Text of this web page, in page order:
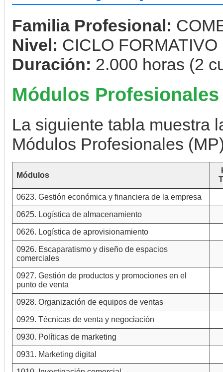
Familia Profesional:
Nivel: CICLO
Duración: 2.000 horas (2
Módulos Profesionales
La siguiente tabla muestra
Módulos Profesionales
Módulos
0623. Gestión económica y financiera de la empresa
0625. Logística de almacenamiento
0626. Logística de aprovisionamiento
0926. Escaparatismo y diseño de espacios
comerciales
0927. Gestión de productos y promociones en el
punto de venta
0928. Organización de equipos de ventas
0929. Técnicas de venta y negociación
0930. Políticas de marketing
0931. Marketing digital